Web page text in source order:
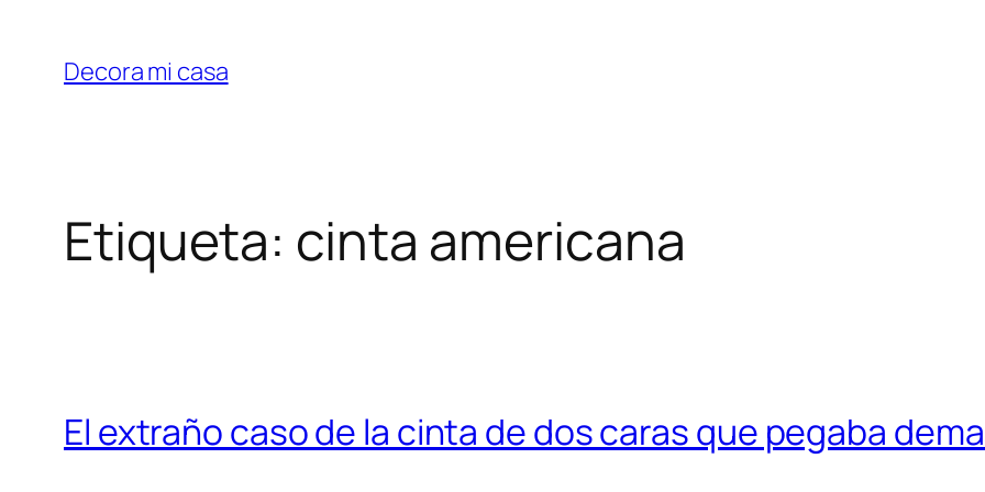
contenido
Decora mi casa
Etiqueta: cinta americana
El extraño caso de la cinta de dos caras que pegaba